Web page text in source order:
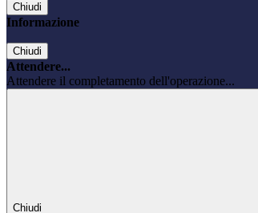
Chiudi
Informazione
Chiudi
Attendere...
Attendere il completamento dell'operazione...
Chiudi